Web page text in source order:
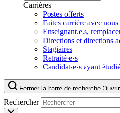
Carrières
Postes offerts
Faites carrière avec nous
Enseignant.e.s,
Directions et directions
Stagiaires
Retraité·e·s
Candidat·e·s ayant
Fermer la barre de recherche
Rechercher